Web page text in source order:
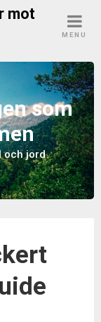
mot
MENU
som
och jord